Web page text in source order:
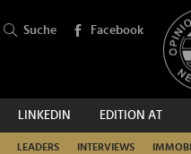
Suche Facebook
LINKEDIN EDITION AT
LEADERS INTERVIEWS
SUCHEN